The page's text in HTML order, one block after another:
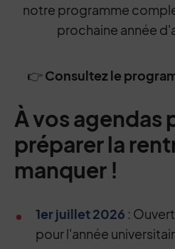
notre programme
prochaine année
👉Consultez le
À vos agendas
préparer la
manquer !
1er juillet 2026 :
pour l'année